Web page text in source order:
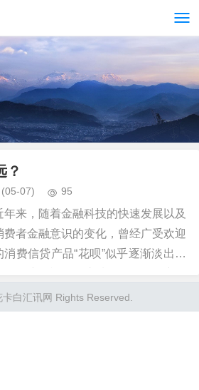
？
(05-07) 95
年来，随着金融科技的快速发展以及
费者金融意识的变化，曾经广受欢迎
消费信贷产品“花呗”似乎逐渐淡出了
讨论和好奇：“为什么现在感觉不到
呗的存在了？”实际上，答案...
白汇讯网 Rights Reserved.